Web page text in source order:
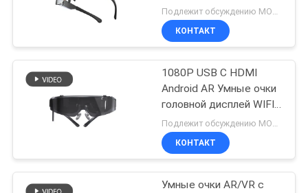
телефона/компьютераПодлежит обсуждению MOQ:10PCS
КОНТАКТ
1080P USB C HDMI
Android AR Умные очки
головной дисплей WIFI
& Bluetooth
КОНТАКТ
Умные очки AR/VR с